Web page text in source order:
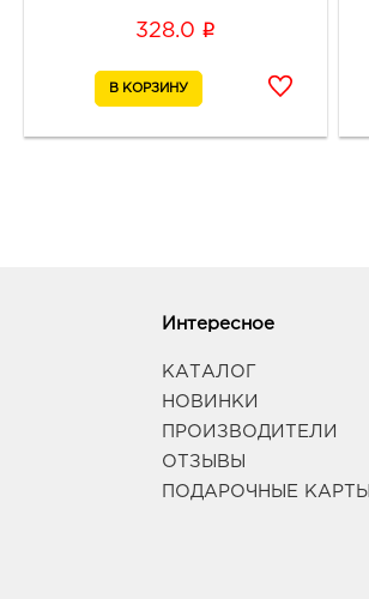
328.0 i
Интересное
КАТАЛОГ
НОВИНКИ
ПРОИЗВОДИТЕЛИ
ОТЗЫВЫ
ПОДАРОЧНЫЕ КАРТЫ